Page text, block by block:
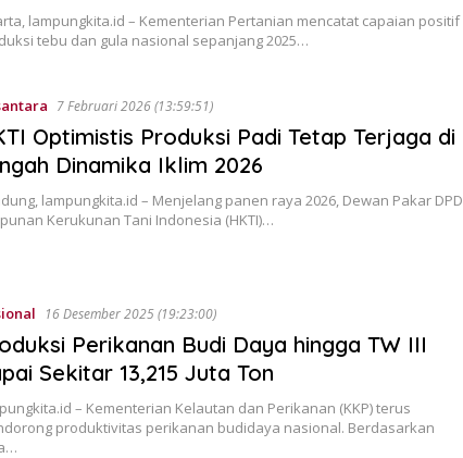
lampungkita.id – Kementerian Pertanian mencatat capaian positif
tebu dan gula nasional sepanjang 2025…
7 Februari 2026 (13:59:51)
Optimistis Produksi Padi Tetap Terjaga di
Dinamika Iklim 2026
lampungkita.id – Menjelang panen raya 2026, Dewan Pakar DPD
Kerukunan Tani Indonesia (HKTI)…
16 Desember 2025 (19:23:00)
Perikanan Budi Daya hingga TW III
Sekitar 13,215 Juta Ton
– Kementerian Kelautan dan Perikanan (KKP) terus
produktivitas perikanan budidaya nasional. Berdasarkan